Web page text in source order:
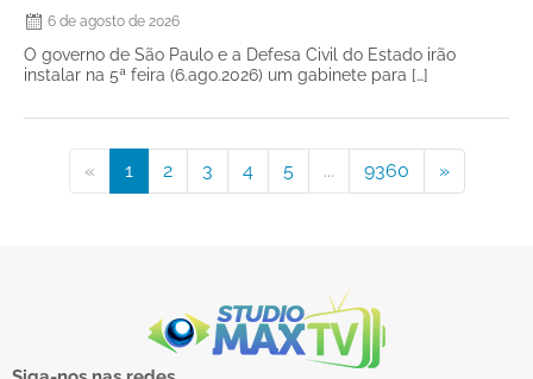
6 de agosto de 2026
O governo de São Paulo e a Defesa Civil do Estado irão
instalar na 5ª feira (6.ago.2026) um gabinete para […]
« 1 2 3 4 5 ... 9360 »